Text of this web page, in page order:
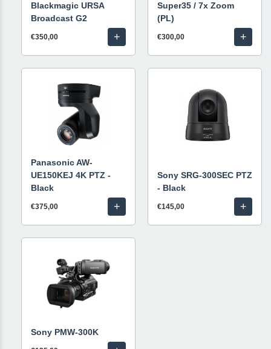
Blackmagic URSA
Broadcast G2
€350,00 +
Super35 / 7x Zoom
(PL)
€300,00 +
Panasonic AW-
UE150KEJ 4K PTZ -
Black
€375,00 +
Sony SRG-300SEC PTZ
- Black
€145,00 +
Sony PMW-300K